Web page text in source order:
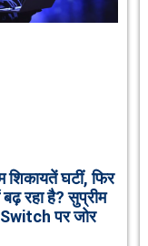
शिकायतें घटीं, फिर
बढ़ रहा है? सुप्रीम
Switch पर जोर